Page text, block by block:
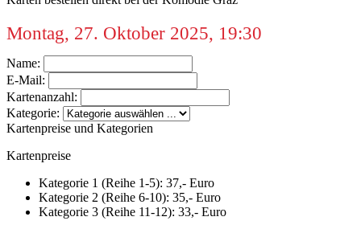
Montag, 27. Oktober 2025, 19:30
Name:
E-Mail:
Kartenanzahl:
Kategorie:
Kartenpreise und Kategorien
Kartenpreise
Kategorie 1 (Reihe 1-5): 37,- Euro
Kategorie 2 (Reihe 6-10): 35,- Euro
Kategorie 3 (Reihe 11-12): 33,- Euro